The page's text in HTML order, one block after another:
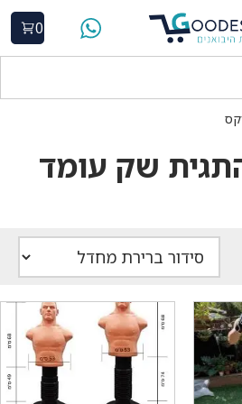
0
שק עומד